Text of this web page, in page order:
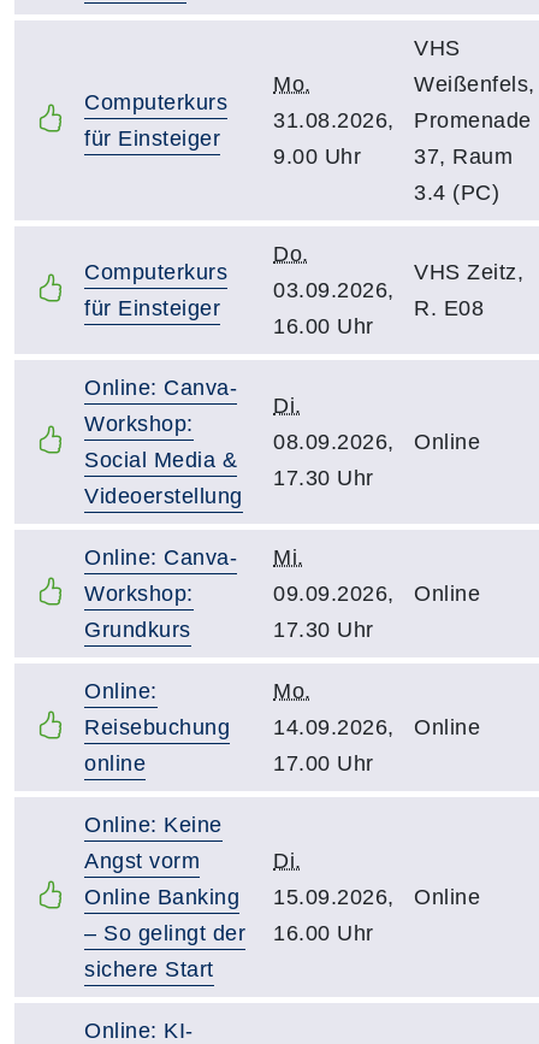
Computerkurs
für Einsteiger
Mo.
31.08.2026,
9.00 Uhr
VHS
Weißenfels,
Promenade
37, Raum
3.4 (PC)
Computerkurs
für Einsteiger
Do.
03.09.2026,
16.00 Uhr
VHS Zeitz,
R. E08
Online: Canva-
Workshop:
Social Media &
Videoerstellung
Di.
08.09.2026,
17.30 Uhr
Online
Online: Canva-
Workshop:
Grundkurs
Mi.
09.09.2026,
17.30 Uhr
Online
Online:
Reisebuchung
online
Mo.
14.09.2026,
17.00 Uhr
Online
Online: Keine
Angst vorm
Online Banking
– So gelingt der
sichere Start
Di.
15.09.2026,
16.00 Uhr
Online
Online: KI-